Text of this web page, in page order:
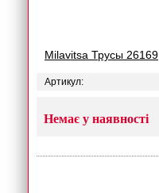
Milavitsa Трусы 26169
Артикул:
Немає у наявності